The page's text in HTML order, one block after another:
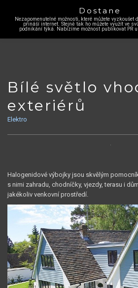
Dostane
Nezapomenutelné možnosti, které můžete vyzkoušet
přináší internet. Stejně tak ho můžete využít ve
podnikání týká. Nabízíme možnost publikovat PR
Bílé světlo
exteriérů
Elektro
Halogenidové výbojky jsou skvělým
s nimi zahradu, chodníčky, vjezdy, terasu i
jakékoliv venkovní prostředí.